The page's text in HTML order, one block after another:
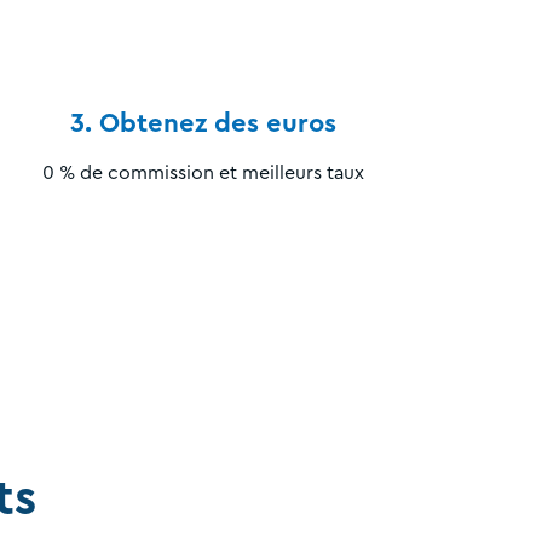
3. Obtenez des euros
0 % de commission et meilleurs taux